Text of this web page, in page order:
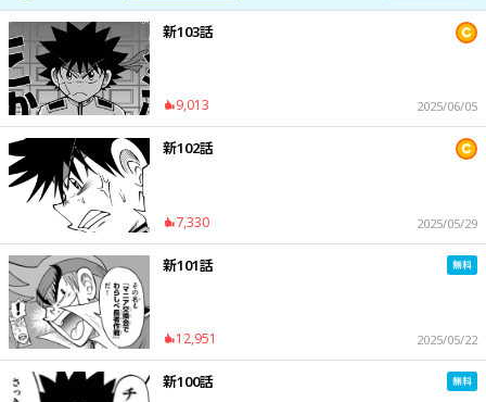
新103話
9,013 2025/06/05
新102話
7,330 2025/05/29
新101話
12,951 2025/05/22
新100話